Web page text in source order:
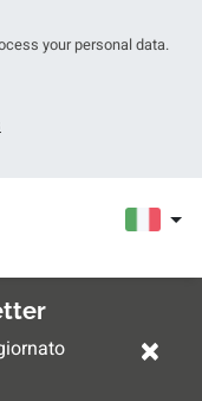
your personal data.
×